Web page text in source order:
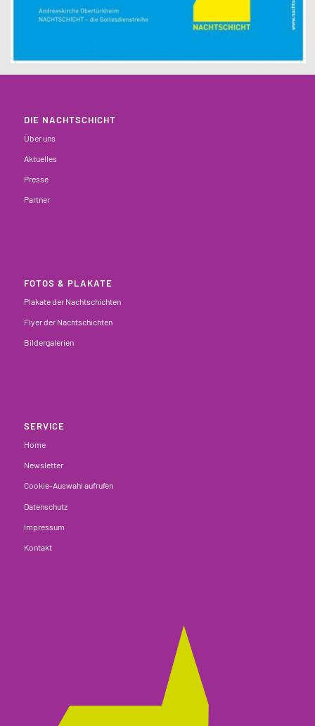
DIE NACHTSCHICHT
Über uns
Aktuelles
Presse
Partner
FOTOS & PLAKATE
Plakate der Nachtschichten
Flyer der Nachtschichten
Bildergalerien
SERVICE
Home
Newsletter
Cookie-Auswahl aufrufen
Datenschutz
Impressum
Kontakt